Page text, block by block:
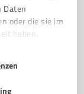
Daten
oder die sie im
haben.